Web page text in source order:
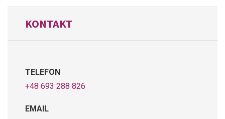
KONTAKT
TELEFON
+48 693 288 826
EMAIL